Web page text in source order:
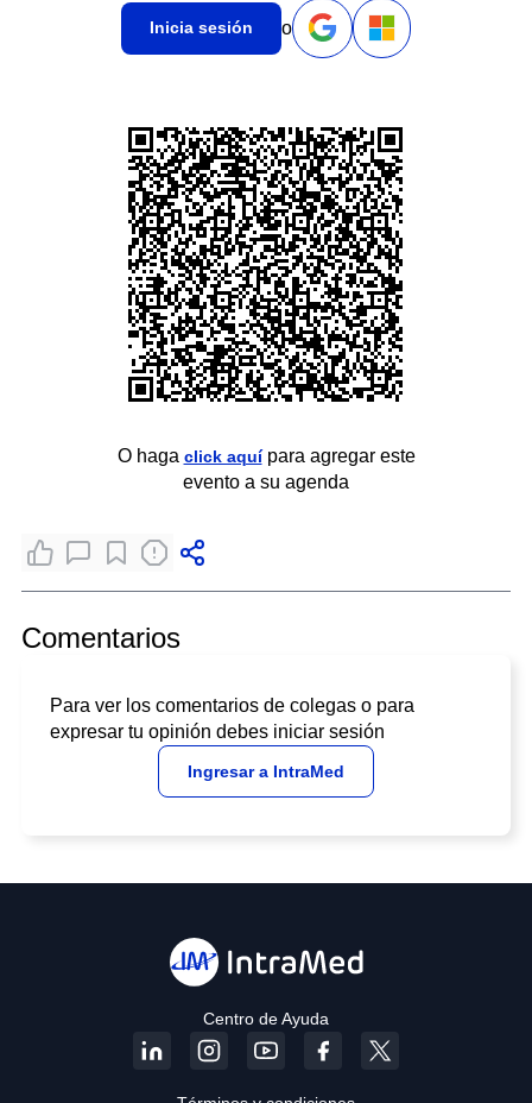
Inicia sesión o
O haga click aquípara agregar este
evento a su agenda
Comentarios
Para ver los comentarios de colegas o para
expresar tu opinión debes iniciar sesión
Ingresar a IntraMed
Centro de Ayuda